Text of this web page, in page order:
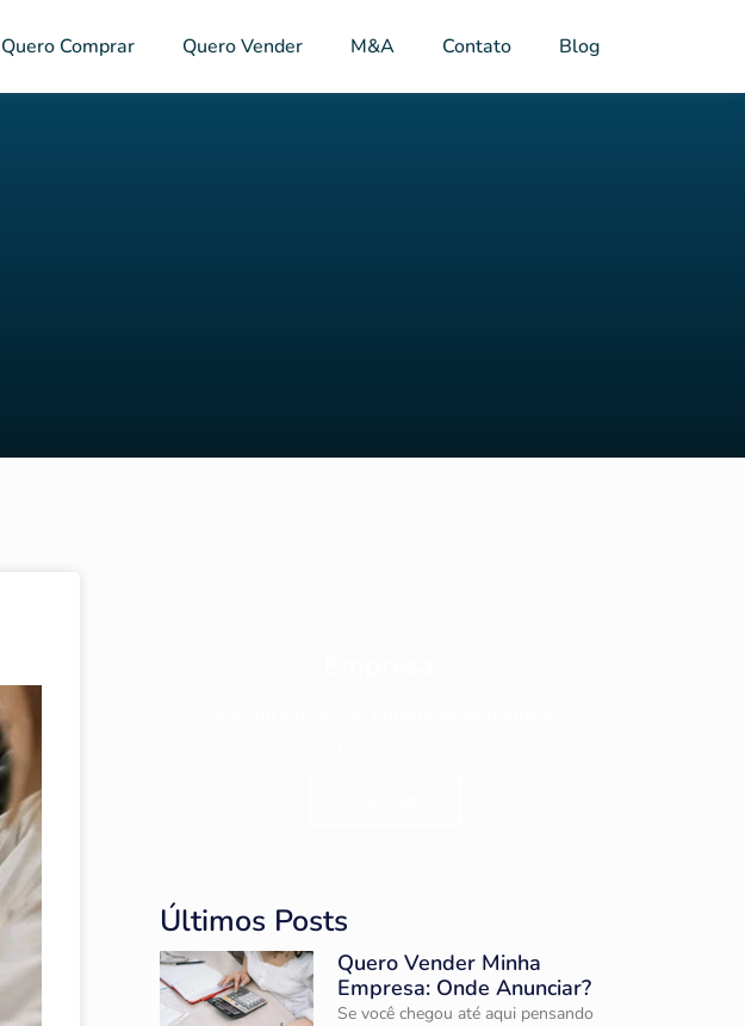
Quero Comprar Quero Vender M&A Contato Blog
Últimos Posts
Quero Vender Minha
Empresa: Onde Anunciar?
Se você chegou até aqui pensando